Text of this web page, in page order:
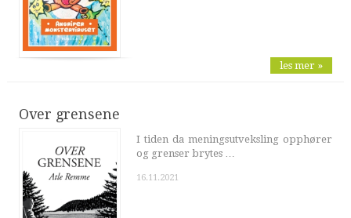
les mer »
Over grensene
I tiden da meningsutveksling opphører
og grenser brytes …
16.11.2021